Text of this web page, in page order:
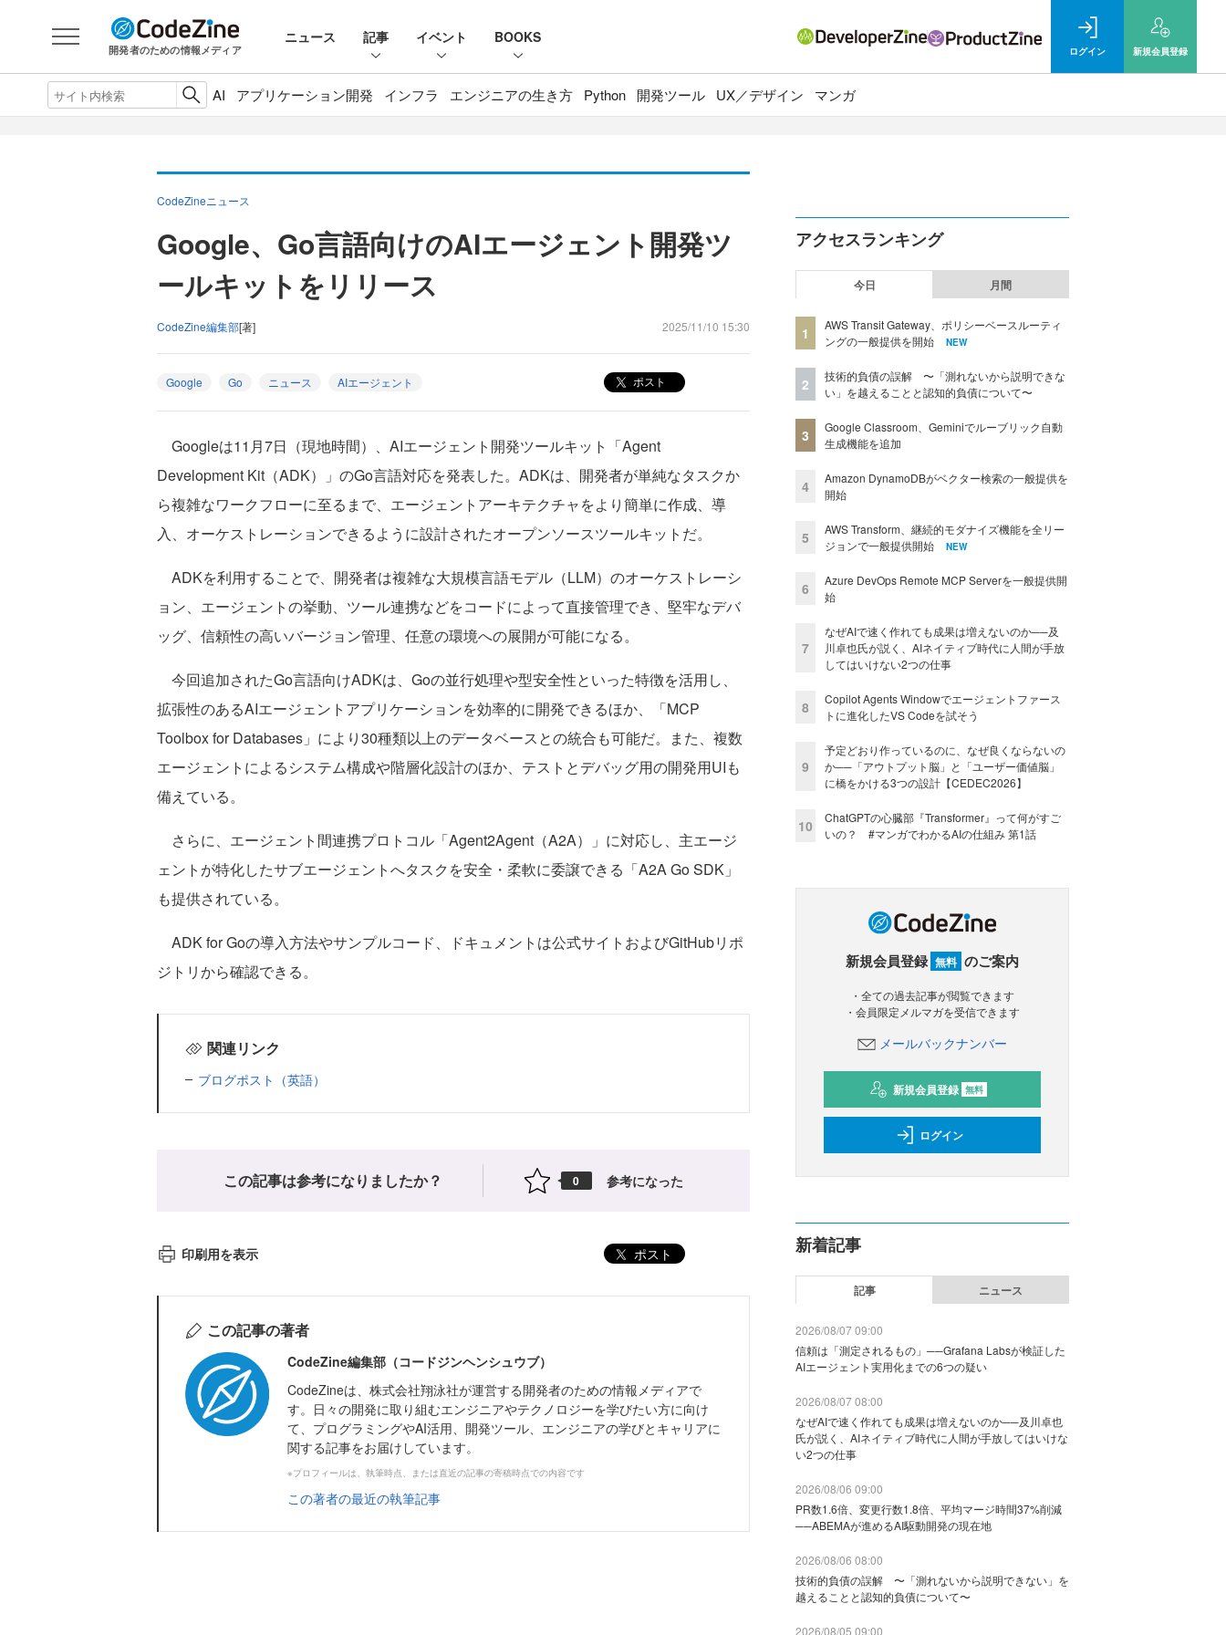
開発者のための情報メディア
ニュース 記事 イベント BOOKS
ログイン 新規会員登録
AI アプリケーション開発 インフラ エンジニアの生き方 Python 開発ツール UX／デザイン マンガ
CodeZineニュース
Google、Go言語向けのAIエージェント開発ツ
ールキットをリリース
CodeZine編集部[著] 2025/11/10 15:30
Google Go ニュース AIエージェント ポスト
Googleは11月7日（現地時間）、AIエージェント開発ツールキット「Agent
Development Kit（ADK）」のGo言語対応を発表した。ADKは、開発者が単純なタスクか
ら複雑なワークフローに至るまで、エージェントアーキテクチャをより簡単に作成、導
入、オーケストレーションできるように設計されたオープンソースツールキットだ。
ADKを利用することで、開発者は複雑な大規模言語モデル（LLM）のオーケストレーシ
ョン、エージェントの挙動、ツール連携などをコードによって直接管理でき、堅牢なデバ
ッグ、信頼性の高いバージョン管理、任意の環境への展開が可能になる。
今回追加されたGo言語向けADKは、Goの並行処理や型安全性といった特徴を活用し、
拡張性のあるAIエージェントアプリケーションを効率的に開発できるほか、「MCP
Toolbox for Databases」により30種類以上のデータベースとの統合も可能だ。また、複数
エージェントによるシステム構成や階層化設計のほか、テストとデバッグ用の開発用UIも
備えている。
さらに、エージェント間連携プロトコル「Agent2Agent（A2A）」に対応し、主エージ
ェントが特化したサブエージェントへタスクを安全・柔軟に委譲できる「A2A Go SDK」
も提供されている。
ADK for Goの導入方法やサンプルコード、ドキュメントは公式サイトおよびGitHubリポ
ジトリから確認できる。
関連リンク
ブログポスト（英語）
この記事は参考になりましたか？ 0 参考になった
印刷用を表示 ポスト
この記事の著者
CodeZine編集部（コードジンヘンシュウブ）
CodeZineは、株式会社翔泳社が運営する開発者のための情報メディアで
す。日々の開発に取り組むエンジニアやテクノロジーを学びたい方に向け
て、プログラミングやAI活用、開発ツール、エンジニアの学びとキャリアに
関する記事をお届けしています。
※プロフィールは、執筆時点、または直近の記事の寄稿時点での内容です
この著者の最近の執筆記事
アクセスランキング
今日 月間
1
AWS Transit Gateway、ポリシーベースルーティ
ングの一般提供を開始
NEW
2
技術的負債の誤解 〜「測れないから説明できな
い」を越えることと認知的負債について〜
3
Google Classroom、Geminiでルーブリック自動
生成機能を追加
4
Amazon DynamoDBがベクター検索の一般提供を
開始
5
AWS Transform、継続的モダナイズ機能を全リー
ジョンで一般提供開始
NEW
6
Azure DevOps Remote MCP Serverを一般提供開
始
7
なぜAIで速く作れても成果は増えないのか──及
川卓也氏が説く、AIネイティブ時代に人間が手放
してはいけない2つの仕事
8
Copilot Agents Windowでエージェントファース
トに進化したVS Codeを試そう
9
予定どおり作っているのに、なぜ良くならないの
か──「アウトプット脳」と「ユーザー価値脳」
に橋をかける3つの設計【CEDEC2026】
10
ChatGPTの心臓部『Transformer』って何がすご
いの？ #マンガでわかるAIの仕組み 第1話
新規会員登録 無料 のご案内
・全ての過去記事が閲覧できます
・会員限定メルマガを受信できます
メールバックナンバー
新規会員登録 無料
ログイン
新着記事
記事 ニュース
2026/08/07 09:00
信頼は「測定されるもの」──Grafana Labsが検証した
AIエージェント実用化までの6つの疑い
2026/08/07 08:00
なぜAIで速く作れても成果は増えないのか──及川卓也
氏が説く、AIネイティブ時代に人間が手放してはいけな
い2つの仕事
2026/08/06 09:00
PR数1.6倍、変更行数1.8倍、平均マージ時間37%削減
──ABEMAが進めるAI駆動開発の現在地
2026/08/06 08:00
技術的負債の誤解 〜「測れないから説明できない」を
越えることと認知的負債について〜
2026/08/05 09:00